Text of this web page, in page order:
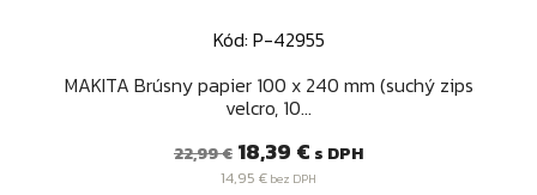
Kód: P-42955
MAKITA Brúsny papier 100 x 240 mm (suchý zips
velcro, 10...
Bežná
cena
22,99 € Cena
18,39 € s DPH
14,95 € bez DPH